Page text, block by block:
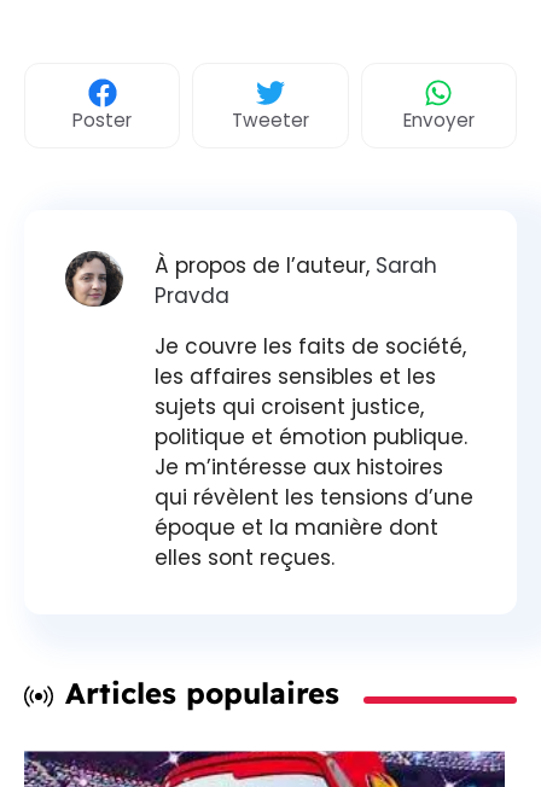
Poster Tweeter Envoyer
À propos de l’auteur, Sarah
Pravda
Je couvre les faits de société,
les affaires sensibles et les
sujets qui croisent justice,
politique et émotion publique.
Je m’intéresse aux histoires
qui révèlent les tensions d’une
époque et la manière dont
elles sont reçues.
Articles populaires